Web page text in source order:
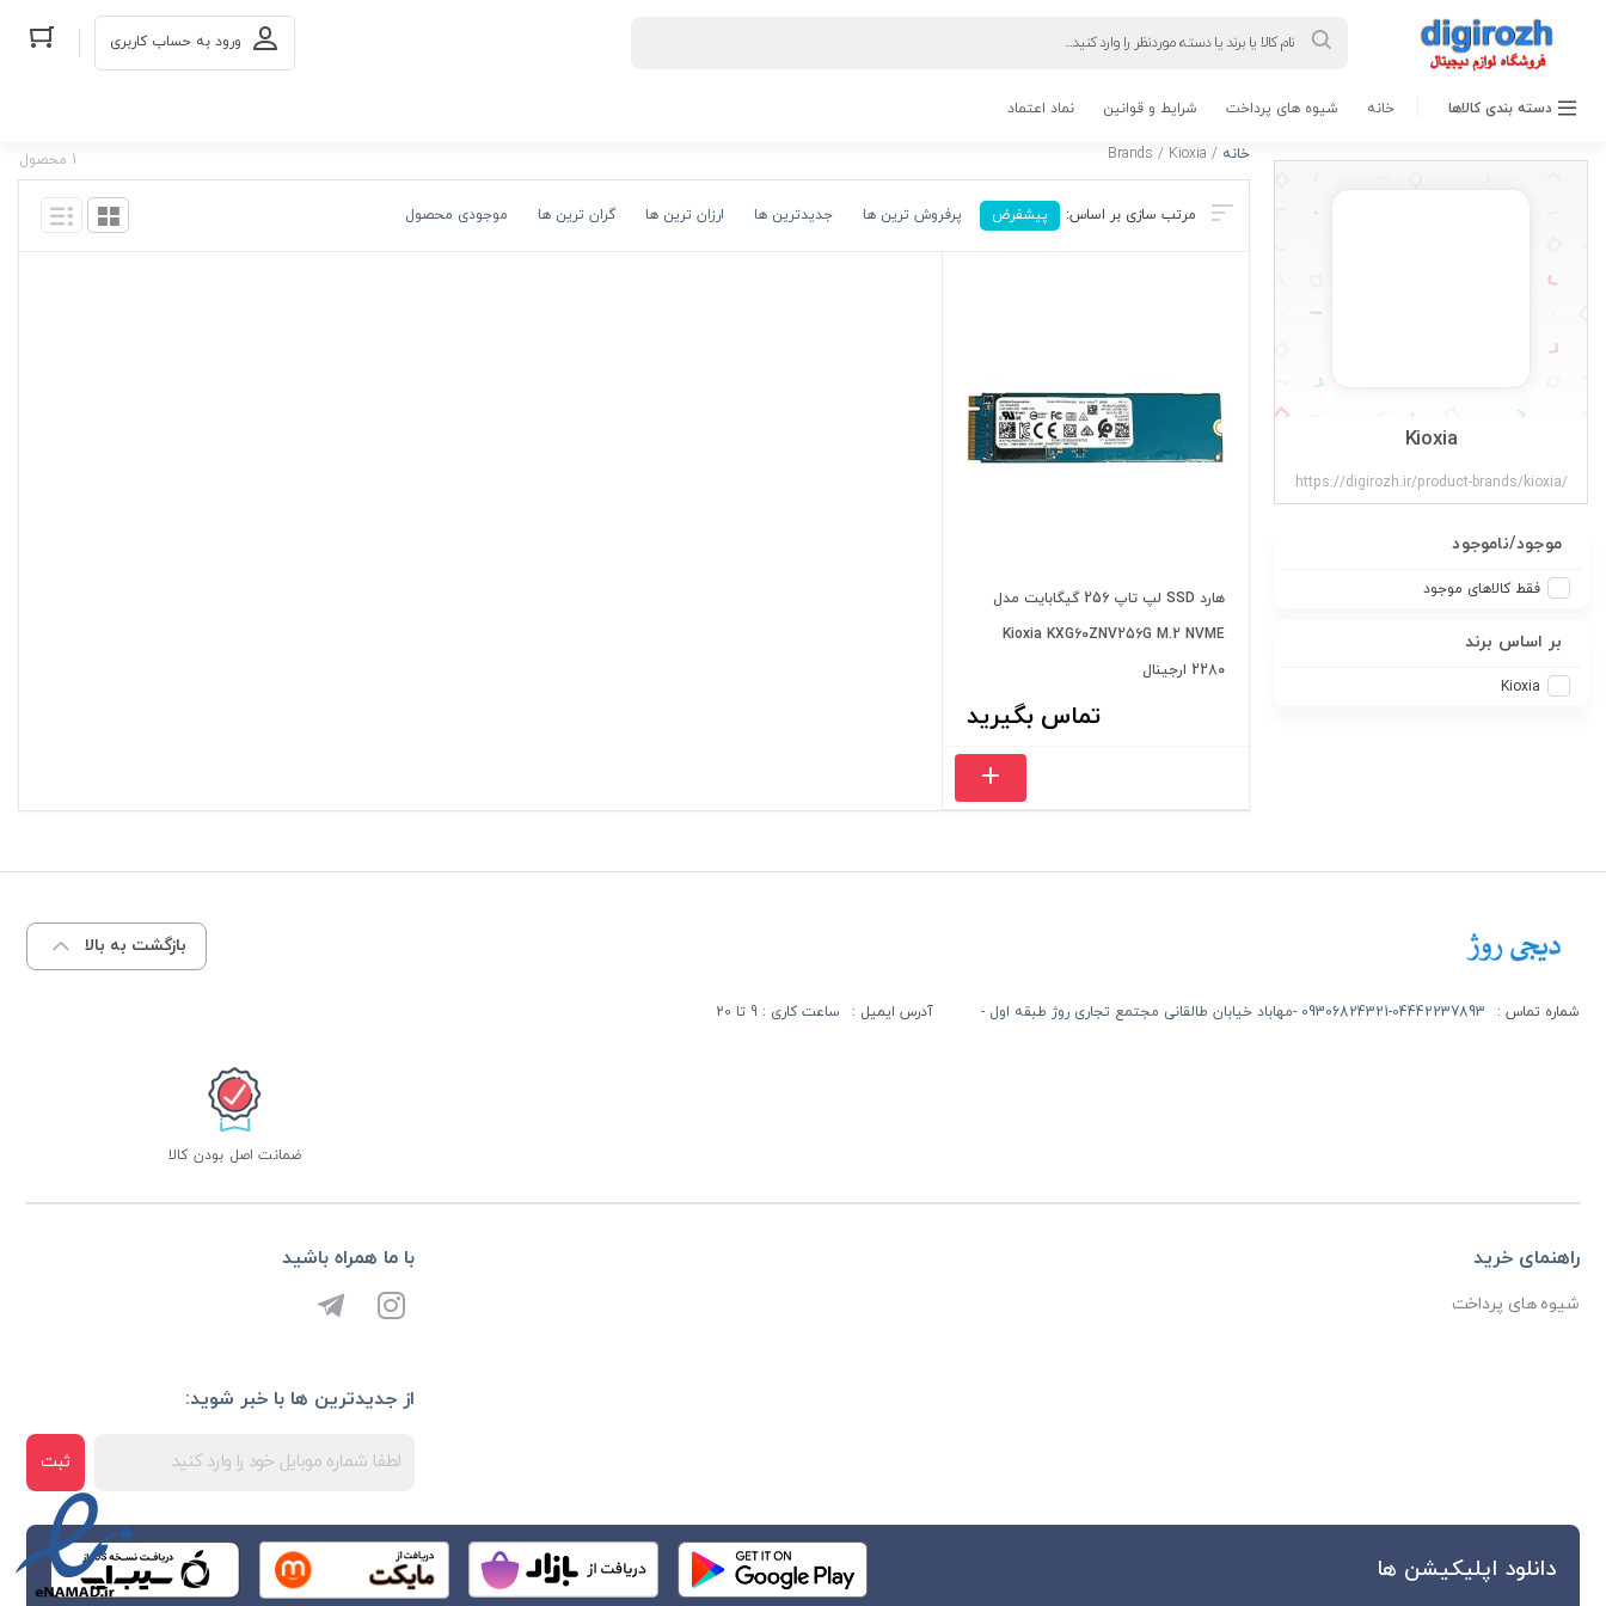
search ورود به حساب کاربری
دسته بندی کالاها خانه شیوه های پرداخت شرایط و قوانین نماد اعتماد
Kioxia
https://digirozh.ir/product-brands/kioxia/
موجود/ناموجود
فقط کالاهای موجود
بر اساس برند
Kioxia
خانه / Brands / Kioxia 1 محصول
پیشفرض پرفروش ترین ها جدیدترین ها ارزان ترین ها گران ترین ها موجودی محصول
هارد SSD لپ تاپ 256 گیگابایت مدل
Kioxia KXG60ZNV256G M.2 NVME
2280 ارجینال
تماس بگیرید
بازگشت به بالا
شماره تماس : 09306824321-04442237893 -مهاباد خیابان طالقانی مجتمع تجاری روژ طبقه اول - آدرس ایمیل : ساعت کاری : 9 تا 20
ضمانت اصل بودن کالا
راهنمای خرید
شیوه های پرداخت
از جدیدترین ها با خبر شوید:
ثبت
با ما همراه باشید
دانلود اپلیکیشن ها